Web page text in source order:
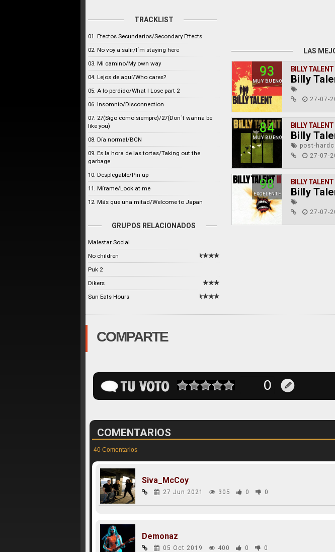
TRACKLIST
01. Efectos Secundarios/Secondary Effects
02. No voy a salir/I´m staying here
03. Mi camino/My own way
04. Lejos de aquí/Who cares?
05. A lo perdido/What I Lose part 2
06. Insomnio/Disconnection
07. 27(Sigo como siempre)/27(Don´t wanna be
like you)
08. Día normal/BCN
09. Es la hora de las tortas/Taking out the
garbage
10. Desplegable/Pin up
11. Mírame/Look at me
12. Más que una mitad/Welcome to Japan
GRUPOS RELACIONADOS
Malestar Social
No children
Puk 2
Dikers
Sun Eats Hours
LAS
93
MUY BUENO
BILLY TALENT
Billy
27-07-
84
MUY BUENO
BILLY TALENT
Billy
post-
27-07-
98
EXCELENTE
BILLY TALENT
Billy
27-07-
COMPARTE
COMENTARIOS
40 Comentarios
Siva_McCoy
27 Jun 2021 305 0 0
Demonaz
05 Oct 2019 400 0 0